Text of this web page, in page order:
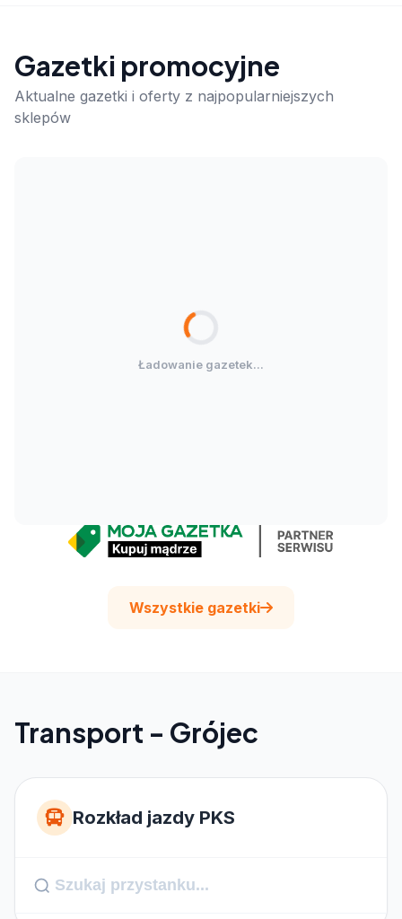
Gazetki promocyjne
Aktualne gazetki i oferty z najpopularniejszych
sklepów
Ładowanie gazetek...
Wszystkie gazetki
Transport - Grójec
Rozkład jazdy PKS